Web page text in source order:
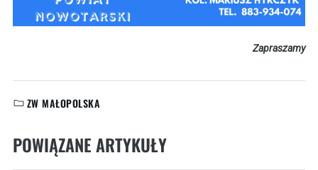
Zapraszamy
KATEGORIE:
ZW MAŁOPOLSKA
POWIĄZANE ARTYKUŁY